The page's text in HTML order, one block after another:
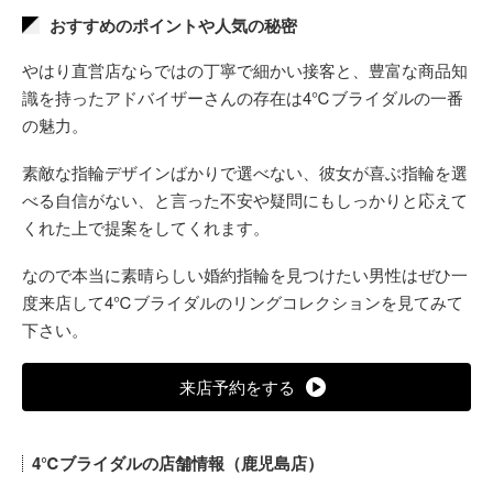
おすすめのポイントや人気の秘密
やはり直営店ならではの丁寧で細かい接客と、豊富な商品知
識を持ったアドバイザーさんの存在は4℃ブライダルの一番
の魅力。
素敵な指輪デザインばかりで選べない、彼女が喜ぶ指輪を選
べる自信がない、と言った不安や疑問にもしっかりと応えて
くれた上で提案をしてくれます。
なので本当に素晴らしい婚約指輪を見つけたい男性はぜひ一
度来店して4℃ブライダルのリングコレクションを見てみて
下さい。
来店予約をする
4℃ブライダルの店舗情報（鹿児島店）